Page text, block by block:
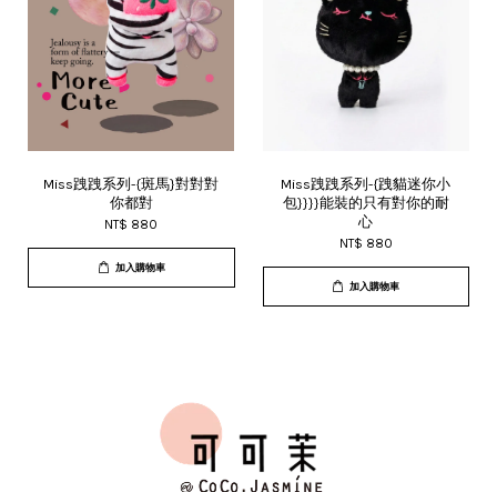
Miss跩跩系列-{斑馬}對對對
你都對
NT$ 880
加入購物車
Miss跩跩系列-{跩貓迷你小
包}}}}能裝的只有對你的耐
心
NT$ 880
加入購物車